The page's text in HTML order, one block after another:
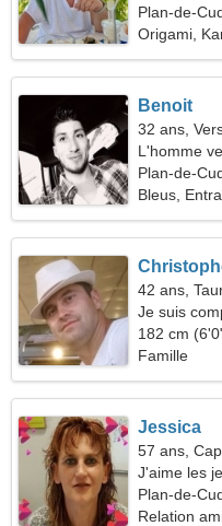
Plan-de-
Origami,
Benoit
32 ans,
L'homme
Plan-de-
Bleus,
42 ans,
Je suis
182 cm
Famille
Jessica
57 ans,
J'aime les
Plan-de-
Relation